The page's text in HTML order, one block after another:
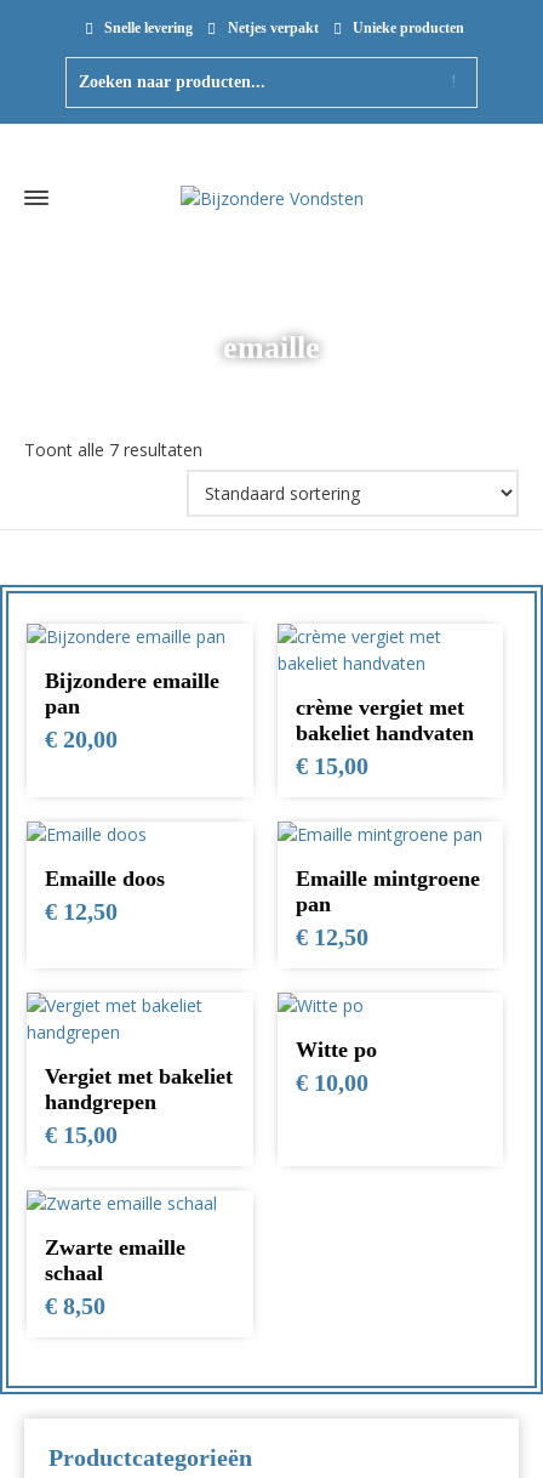
Snelle levering Netjes verpakt Unieke producten
emaille
Toont alle 7 resultaten
Bijzondere emaille
pan
€ 20,00
crème vergiet met
bakeliet handvaten
€15,00
Emaille doos
€ 12,50
Emaille mintgroene
pan
€12,50
Vergiet met bakeliet
handgrepen
€ 15,00
Witte po
€10,00
Zwarte emaille
schaal
€ 8,50
Productcategorieën